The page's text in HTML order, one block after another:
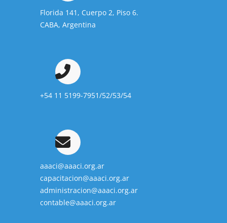
Florida 141, Cuerpo 2, Piso 6.
CABA, Argentina
+54 11 5199-7951/52/53/54
aaaci@aaaci.org.ar
capacitacion@aaaci.org.ar
administracion@aaaci.org.ar
contable@aaaci.org.ar